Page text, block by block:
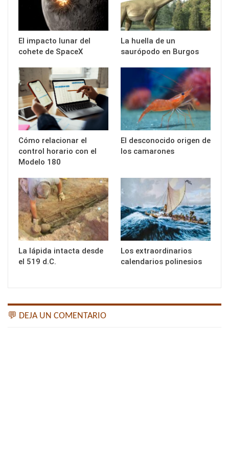
El impacto lunar del
cohete de SpaceX
La huella de un
saurópodo en Burgos
Cómo relacionar el
control horario con el
Modelo 180
El desconocido origen de
los camarones
La lápida intacta desde
el 519 d.C.
Los extraordinarios
calendarios polinesios
💬 DEJA UN COMENTARIO